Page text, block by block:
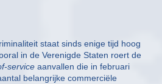
staat sinds enige tijd hoog
in de Verenigde Staten roert de
service aanvallen die in februari
belangrijke commerciële